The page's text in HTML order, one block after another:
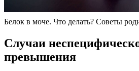
Белок в моче. Что делать? Советы
Случаи
превышения